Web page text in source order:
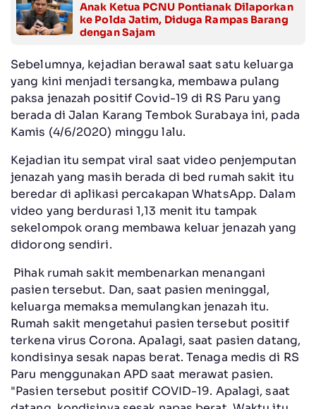
Anak Ketua PCNU Pontianak Dilaporkan
ke Polda Jatim, Diduga Rampas Barang
dengan Sajam
Sebelumnya, kejadian berawal saat satu keluarga
yang kini menjadi tersangka, membawa pulang
paksa jenazah positif Covid-19 di RS Paru yang
berada di Jalan Karang Tembok Surabaya ini, pada
Kamis (4/6/2020) minggu lalu.
Kejadian itu sempat viral saat video penjemputan
jenazah yang masih berada di bed rumah sakit itu
beredar di aplikasi percakapan WhatsApp. Dalam
video yang berdurasi 1,13 menit itu tampak
sekelompok orang membawa keluar jenazah yang
didorong sendiri.
Pihak rumah sakit membenarkan menangani
pasien tersebut. Dan, saat pasien meninggal,
keluarga memaksa memulangkan jenazah itu.
Rumah sakit mengetahui pasien tersebut positif
terkena virus Corona. Apalagi, saat pasien datang,
kondisinya sesak napas berat. Tenaga medis di RS
Paru menggunakan APD saat merawat pasien.
"Pasien tersebut positif COVID-19. Apalagi, saat